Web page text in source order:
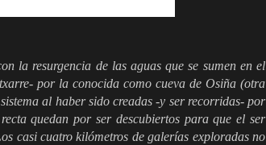
la resurgencia de las aguas que se sumen en el
por la conocida como cueva de Osiña (otra
al haber sido creadas -y ser recorridas- por
quedan por ser descubiertos para que el ser
casi cuatro kilómetros de galerías exploradas no